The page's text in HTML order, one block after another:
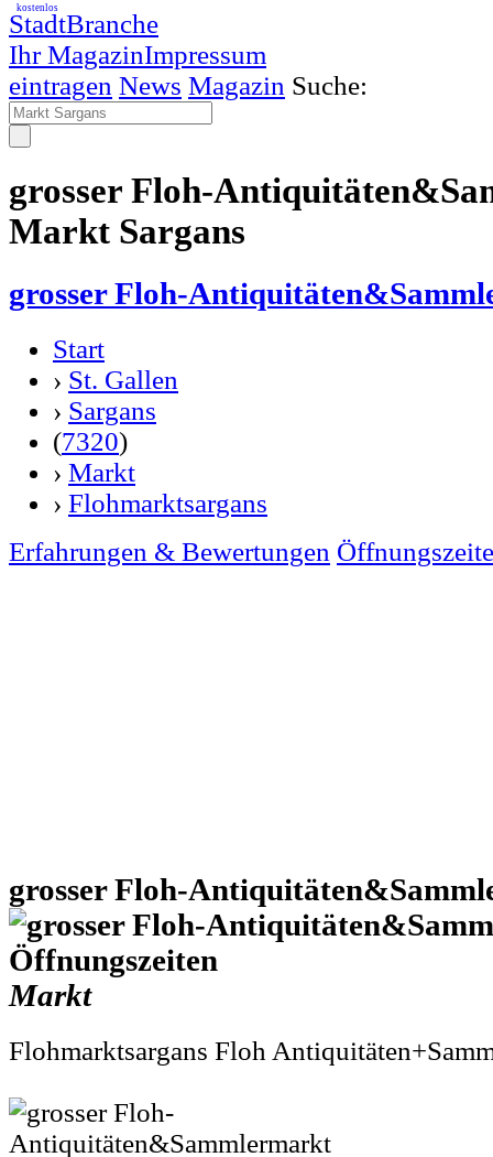
StadtBranche
Ihr MagazinImpressum
kostenlos
eintragen News Magazin Suche:
grosser Floh-
Markt Sargans
grosser Floh-
Start
› St. Gallen
› Sargans
(7320)
› Markt
› Flohmarktsargans
Erfahrungen & Bewertungen
grosser Floh-
Markt
Flohmarktsargans Floh